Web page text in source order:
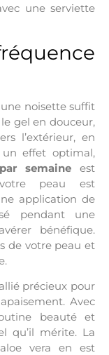
une serviette
une noisette suffit
gel en douceur,
l’extérieur, en
effet optimal,
semaine est
peau est
application de
pendant une
bénéfique.
de votre peau et
précieux pour
Avec
beauté et
qu’il mérite. La
vera en est